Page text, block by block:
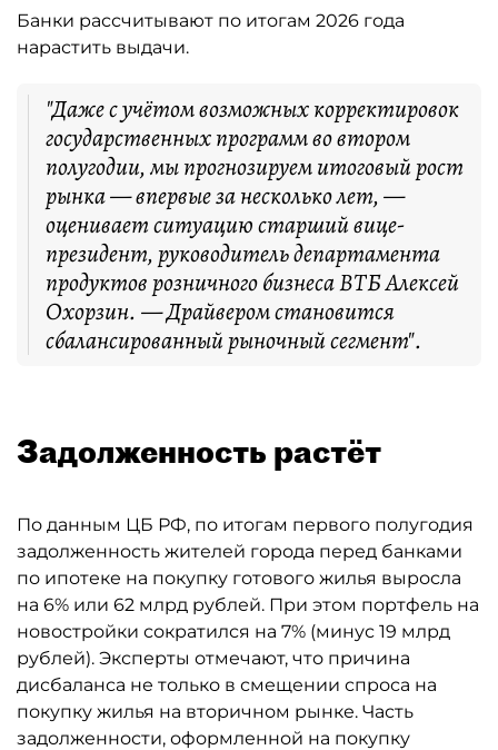
Банки рассчитывают по итогам 2026 года
нарастить выдачи.
"Даже с учётом возможных корректировок
государственных программ во втором
полугодии, мы прогнозируем итоговый рост
рынка — впервые за несколько лет, —
оценивает ситуацию старший вице-
президент, руководитель департамента
продуктов розничного бизнеса ВТБ Алексей
Охорзин. — Драйвером становится
сбалансированный рыночный сегмент".
Задолженность растёт
По данным ЦБ РФ, по итогам первого полугодия
задолженность жителей города перед банками
по ипотеке на покупку готового жилья выросла
на 6% или 62 млрд рублей. При этом портфель на
новостройки сократился на 7% (минус 19 млрд
рублей). Эксперты отмечают, что причина
дисбаланса не только в смещении спроса на
покупку жилья на вторичном рынке. Часть
задолженности, оформленной на покупку